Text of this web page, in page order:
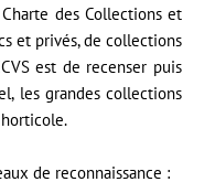
des Collections et
et privés, de collections
est de recenser puis
les grandes collections
de reconnaissance :